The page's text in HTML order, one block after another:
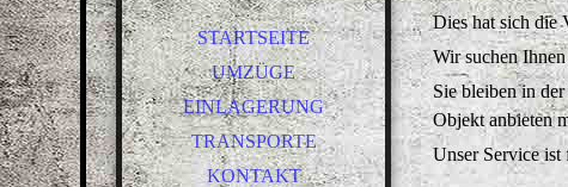
STARTSEITE
UMZÜGE
EINLAGERUNG
TRANSPORTE
KONTAKT
Dies hat sich die
Wir suchen
Sie bleiben in
Objekt anbieten
Unser Service ist